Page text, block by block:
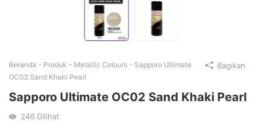
Beranda - Produk - Metallic Colours - Sapporo Ultimate
OC02 Sand Khaki Pearl
Sapporo Ultimate OC02 Sand Khaki Pearl
246 Dilihat
Bagikan